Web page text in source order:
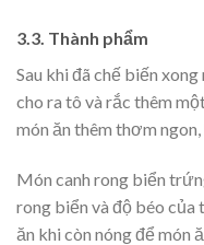
3.3. Thành phẩm
Sau khi đã chế biến
cho ra tô và rắc thêm
món ăn thêm thơm ngon,
Món canh rong biển
rong biển và độ béo
ăn khi còn nóng để món